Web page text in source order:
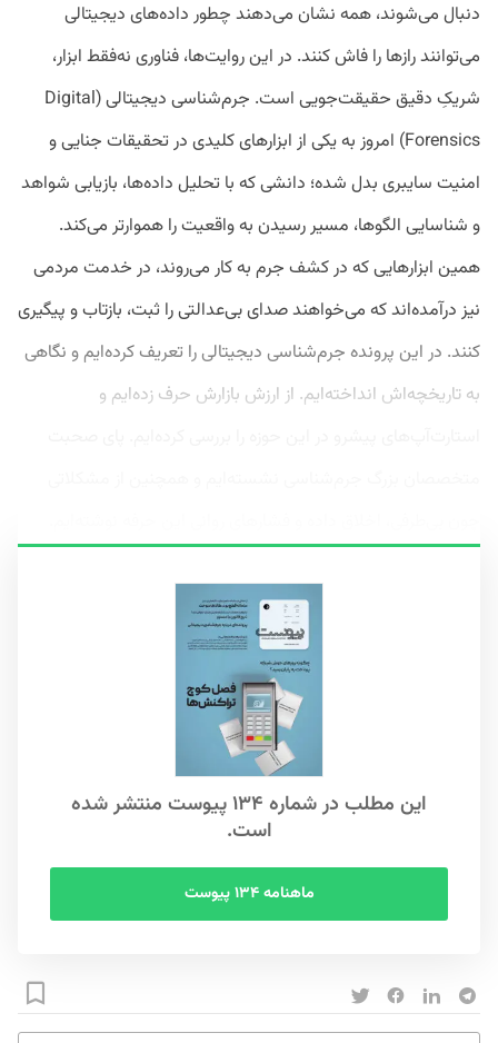
دنبال می‌شوند، همه‌ نشان می‌دهند چطور داده‌های دیجیتالی
می‌توانند رازها را فاش کنند. در این روایت‌ها، فناوری نه‌فقط ابزار،
شریکِ دقیق حقیقت‌جویی است. جرم‌شناسی دیجیتالی (Digital
Forensics) امروز به یکی از ابزارهای کلیدی در تحقیقات جنایی و
امنیت سایبری بدل شده؛ دانشی که با تحلیل داده‌ها، بازیابی شواهد
و شناسایی الگوها، مسیر رسیدن به واقعیت را هموارتر می‌کند.
همین ابزارهایی که در کشف جرم به کار می‌روند، در خدمت مردمی
نیز درآمده‌اند که می‌خواهند صدای بی‌عدالتی را ثبت، بازتاب و پیگیری
کنند. در این پرونده جرم‌شناسی دیجیتالی را تعریف کرده‌ایم و نگاهی
به تاریخچه‌اش انداخته‌ایم. از ارزش بازارش حرف زده‌ایم و
این مطلب در شماره ۱۳۴ پیوست منتشر شده
است.
ماهنامه ۱۳۴ پیوست